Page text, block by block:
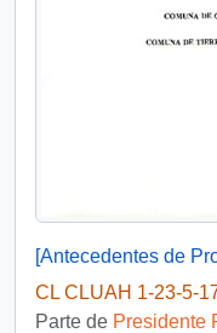
CL CLUAH 1-23-5-
Parte de Presidente